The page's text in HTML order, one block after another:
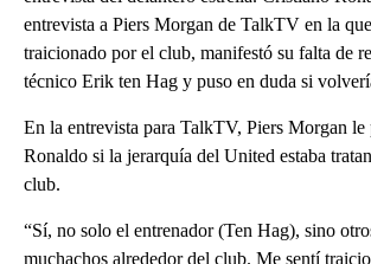
entrevista a Piers Morgan de TalkTV en la
traicionado por el club, manifestó su falta de
técnico Erik ten Hag y puso en duda si
En la entrevista para TalkTV, Piers Morgan le
Ronaldo si la jerarquía del United estaba
club.
“Sí, no solo el entrenador (Ten Hag), sino
muchachos alrededor del club. Me sentí